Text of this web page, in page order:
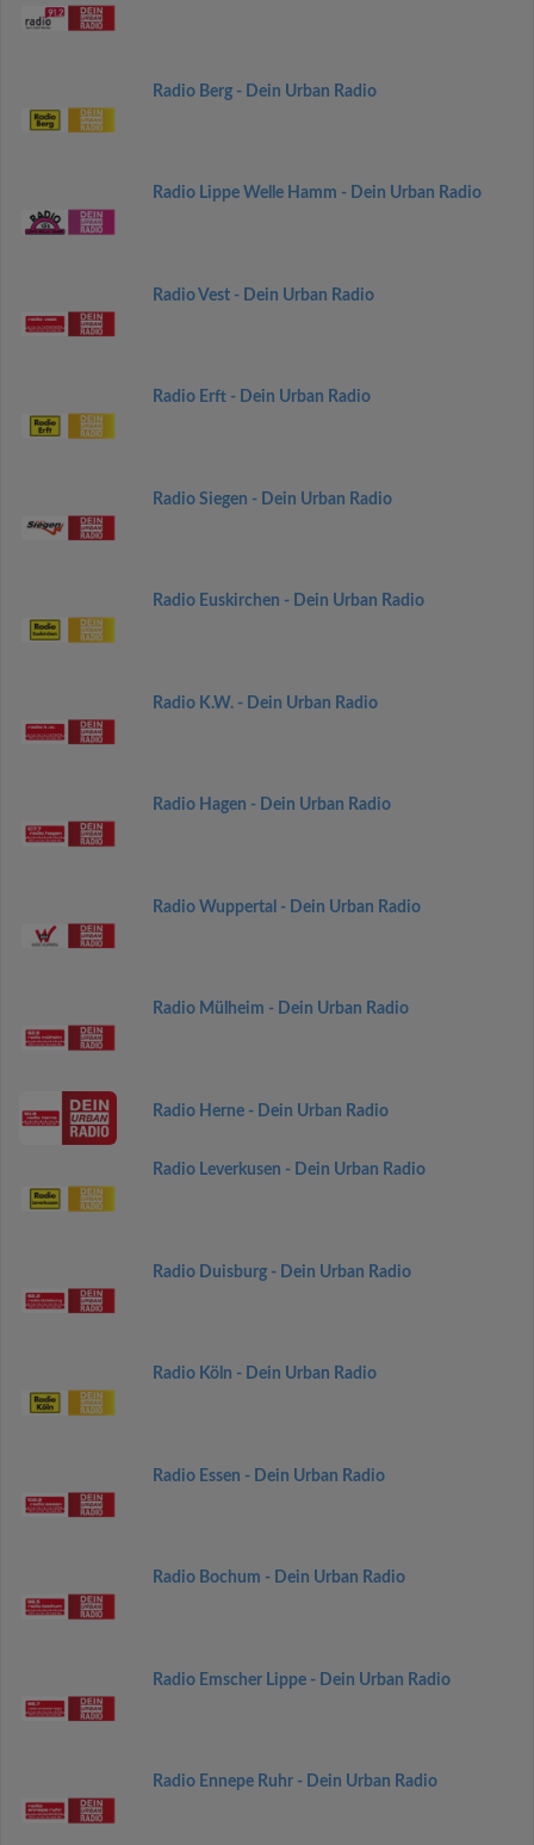
Radio Berg - Dein Urban Radio
Radio Lippe Welle Hamm - Dein Urban Radio
Radio Vest - Dein Urban Radio
Radio Erft - Dein Urban Radio
Radio Siegen - Dein Urban Radio
Radio Euskirchen - Dein Urban Radio
Radio K.W. - Dein Urban Radio
Radio Hagen - Dein Urban Radio
Radio Wuppertal - Dein Urban Radio
Radio Mülheim - Dein Urban Radio
Radio Herne - Dein Urban Radio
Radio Leverkusen - Dein Urban Radio
Radio Duisburg - Dein Urban Radio
Radio Köln - Dein Urban Radio
Radio Essen - Dein Urban Radio
Radio Bochum - Dein Urban Radio
Radio Emscher Lippe - Dein Urban Radio
Radio Ennepe Ruhr - Dein Urban Radio